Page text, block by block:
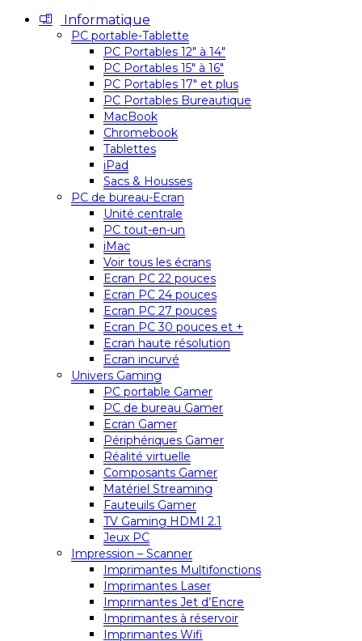
Informatique
PC portable-Tablette
PC Portables 12″ à 14″
PC Portables 15″ à 16″
PC Portables 17″ et plus
PC Portables Bureautique
MacBook
Chromebook
Tablettes
iPad
Sacs & Housses
PC de bureau-Ecran
Unité centrale
PC tout-en-un
iMac
Voir tous les écrans
Ecran PC 22 pouces
Ecran PC 24 pouces
Ecran PC 27 pouces
Ecran PC 30 pouces et +
Ecran haute résolution
Ecran incurvé
Univers Gaming
PC portable Gamer
PC de bureau Gamer
Ecran Gamer
Périphériques Gamer
Réalité virtuelle
Composants Gamer
Matériel Streaming
Fauteuils Gamer
TV Gaming HDMI 2.1
Jeux PC
Impression – Scanner
Imprimantes Multifonctions
Imprimantes Laser
Imprimantes Jet d’Encre
Imprimantes à réservoir
Imprimantes Wifi